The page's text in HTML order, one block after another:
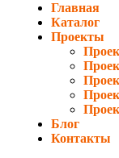
Главная
Каталог
Проекты
Блог
Контакты